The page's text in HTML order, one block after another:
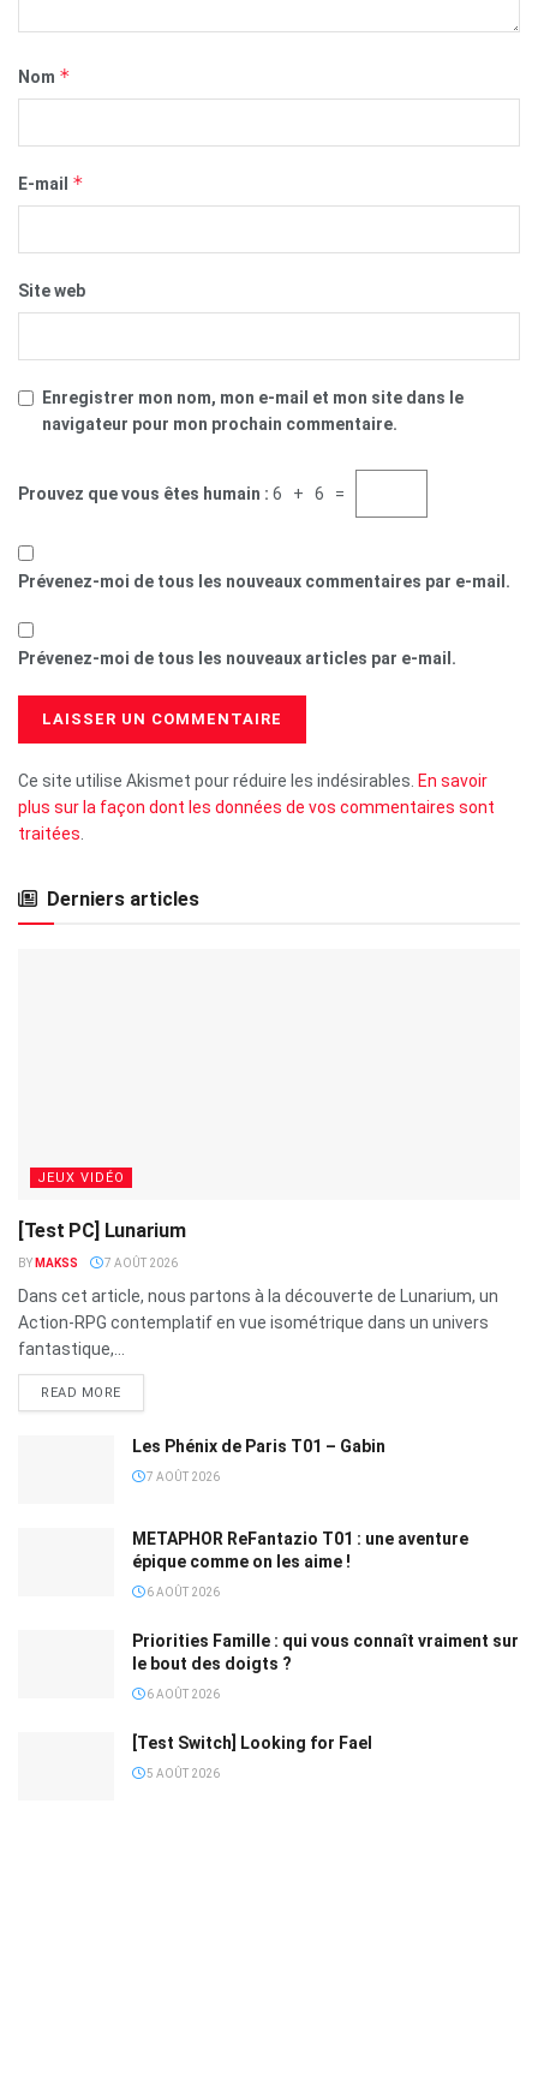
Nom *
E-mail *
Site web
Enregistrer mon nom, mon e-mail et mon site dans le
navigateur pour mon prochain commentaire.
Prouvez que vous êtes humain : 6 + 6 =
Prévenez-moi de tous les nouveaux commentaires par e-mail.
Prévenez-moi de tous les nouveaux articles par e-mail.
Ce site utilise Akismet pour réduire les indésirables. En savoir
plus sur la façon dont les données de vos commentaires sont
traitées.
Derniers articles
JEUX VIDÉO
[Test PC] Lunarium
BY MAKSS 7 AOÛT 2026
Dans cet article, nous partons à la découverte de Lunarium, un
Action-RPG contemplatif en vue isométrique dans un univers
fantastique,...
READ MORE
Les Phénix de Paris T01 – Gabin
7 AOÛT 2026
METAPHOR ReFantazio T01 : une aventure
épique comme on les aime !
6 AOÛT 2026
Priorities Famille : qui vous connaît vraiment sur
le bout des doigts ?
6 AOÛT 2026
[Test Switch] Looking for Fael
5 AOÛT 2026